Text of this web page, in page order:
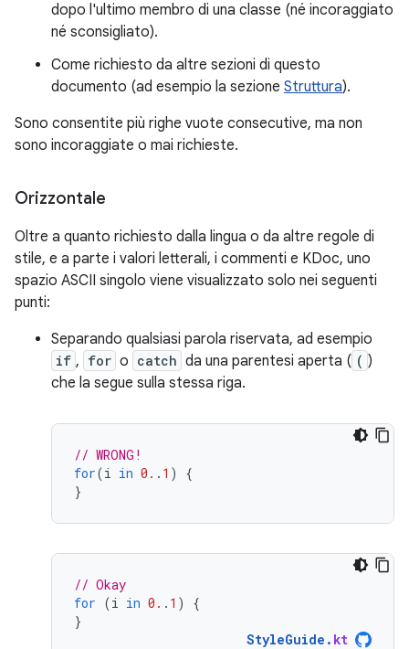
dopo l'ultimo membro di una classe (né incoraggiato
né sconsigliato).
Come richiesto da altre sezioni di questo
documento (ad esempio la sezione Struttura).
Sono consentite più righe vuote consecutive, ma non
sono incoraggiate o mai richieste.
Orizzontale
Oltre a quanto richiesto dalla lingua o da altre regole di
stile, e a parte i valori letterali, i commenti e KDoc, uno
spazio ASCII singolo viene visualizzato solo nei seguenti
punti:
Separando qualsiasi parola riservata, ad esempio
if , for o catch da una parentesi aperta ( ( )
che la segue sulla stessa riga.
// WRONG!
for(i in 0. . 1 )
{
}
// Okay
for (i in 0. . 1 )
{
}
StyleGuide . kt